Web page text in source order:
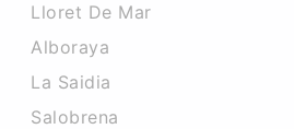
Lloret De Mar
Alboraya
La Saidia
Salobrena